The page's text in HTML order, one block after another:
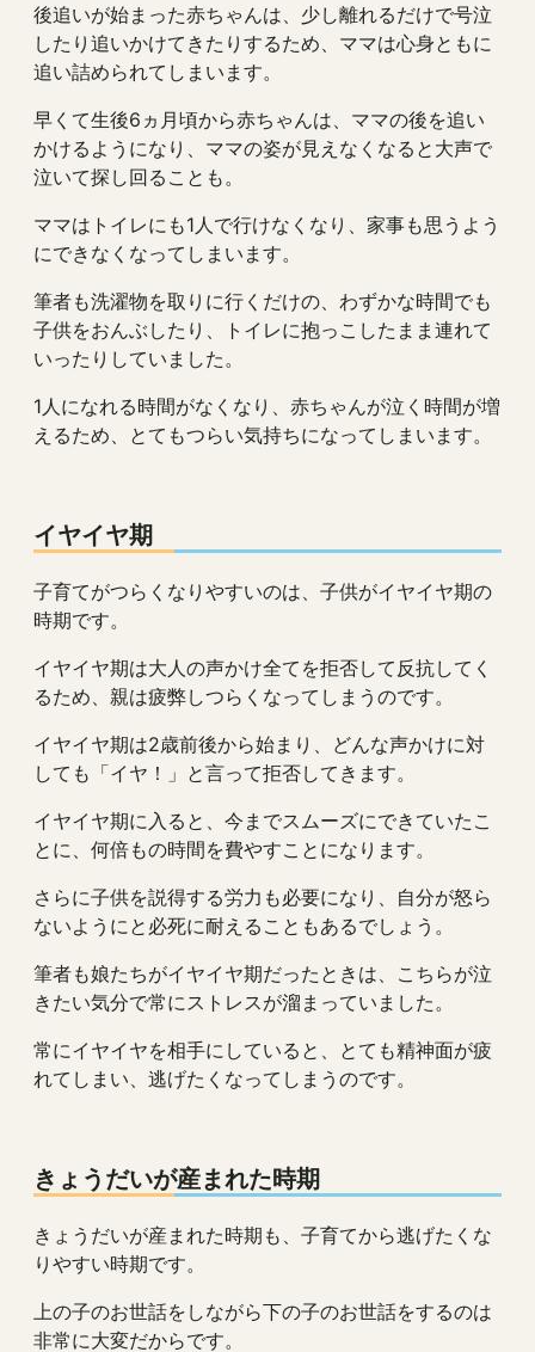
後追いが始まった赤ちゃんは、少し離れるだけで号泣
したり追いかけてきたりするため、ママは心身ともに
追い詰められてしまいます。
早くて生後6ヵ月頃から赤ちゃんは、ママの後を追い
かけるようになり、ママの姿が見えなくなると大声で
泣いて探し回ることも。
ママはトイレにも1人で行けなくなり、家事も思うよう
にできなくなってしまいます。
筆者も洗濯物を取りに行くだけの、わずかな時間でも
子供をおんぶしたり、トイレに抱っこしたまま連れて
いったりしていました。
1人になれる時間がなくなり、赤ちゃんが泣く時間が増
えるため、とてもつらい気持ちになってしまいます。
イヤイヤ期
子育てがつらくなりやすいのは、子供がイヤイヤ期の
時期です。
イヤイヤ期は大人の声かけ全てを拒否して反抗してく
るため、親は疲弊しつらくなってしまうのです。
イヤイヤ期は2歳前後から始まり、どんな声かけに対
しても「イヤ！」と言って拒否してきます。
イヤイヤ期に入ると、今までスムーズにできていたこ
とに、何倍もの時間を費やすことになります。
さらに子供を説得する労力も必要になり、自分が怒ら
ないようにと必死に耐えることもあるでしょう。
筆者も娘たちがイヤイヤ期だったときは、こちらが泣
きたい気分で常にストレスが溜まっていました。
常にイヤイヤを相手にしていると、とても精神面が疲
れてしまい、逃げたくなってしまうのです。
きょうだいが産まれた時期
きょうだいが産まれた時期も、子育てから逃げたくな
りやすい時期です。
上の子のお世話をしながら下の子のお世話をするのは
非常に大変だからです。